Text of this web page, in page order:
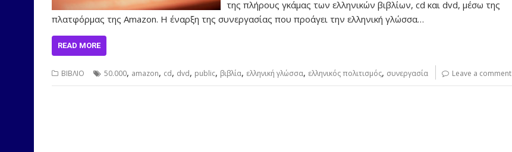
της πλήρους γκάμας των ελληνικών βιβλίων, cd και dvd, μέσω της
πλατφόρμας της Amazon. Η έναρξη της συνεργασίας που προάγει την ελληνική γλώσσα…
READ MORE
ΒΙΒΛΙΟ 50.000, amazon, cd, dvd, public, βιβλία, ελληνική γλώσσα, ελληνικός πολιτισμός, συνεργασία Leave a comment